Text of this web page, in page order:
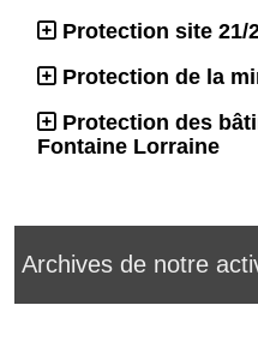
Protection site 21/
Protection de la
Protection des
Fontaine Lorraine
Archives de notre